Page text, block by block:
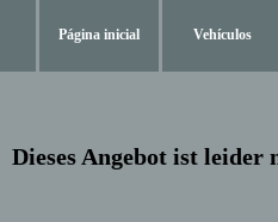
Página inicial Vehículos
Dieses Angebot ist